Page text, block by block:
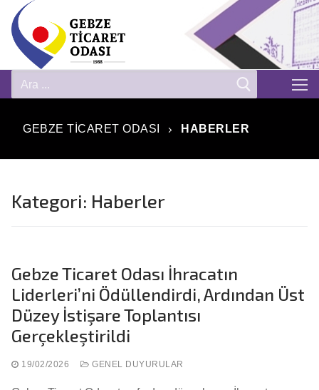
GEBZE TICARET ODASI HABERLER
Kategori: Haberler
Gebze Ticaret Odası İhracatın
Liderleri’ni Ödüllendirdi, Ardından Üst
Düzey İstişare Toplantısı
Gerçekleştirildi
19/02/2026 GENEL DUYURULAR